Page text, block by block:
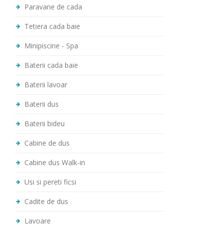
Paravane de cada
Tetiera cada baie
Minipiscine - Spa
Baterii cada baie
Baterii lavoar
Baterii dus
Baterii bideu
Cabine de dus
Cabine dus Walk-in
Usi si pereti ficsi
Cadite de dus
Lavoare